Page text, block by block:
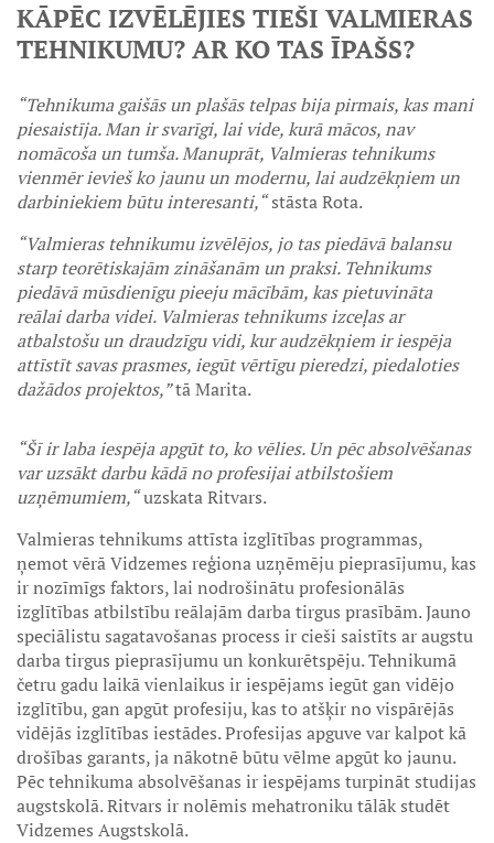
KĀPĒC IZVĒLĒJIES TIEŠI VALMIERAS
TEHNIKUMU? AR KO TAS ĪPAŠS?
“Tehnikuma gaišās un plašās telpas bija pirmais, kas mani
piesaistīja. Man ir svarīgi, lai vide, kurā mācos, nav
nomācoša un tumša. Manuprāt, Valmieras tehnikums
vienmēr ievieš ko jaunu un modernu, lai audzēkņiem un
darbiniekiem būtu interesanti,“stāsta Rota.
“Valmieras tehnikumu izvēlējos, jo tas piedāvā balansu
starp teorētiskajām zināšanām un praksi. Tehnikums
piedāvā mūsdienīgu pieeju mācībām, kas pietuvināta
reālai darba videi. Valmieras tehnikums izceļas ar
atbalstošu un draudzīgu vidi, kur audzēkņiem ir iespēja
attīstīt savas prasmes, iegūt vērtīgu pieredzi, piedaloties
dažādos projektos,”tā Marita.
“Šī ir laba iespēja apgūt to, ko vēlies. Un pēc absolvēšanas
var uzsākt darbu kādā no profesijai atbilstošiem
uzņēmumiem,“uzskata Ritvars.
Valmieras tehnikums attīsta izglītības programmas,
ņemot vērā Vidzemes reģiona uzņēmēju pieprasījumu, kas
ir nozīmīgs faktors, lai nodrošinātu profesionālās
izglītības atbilstību reālajām darba tirgus prasībām. Jauno
speciālistu sagatavošanas process ir cieši saistīts ar augstu
darba tirgus pieprasījumu un konkurētspēju. Tehnikumā
četru gadu laikā vienlaikus ir iespējams iegūt gan vidējo
izglītību, gan apgūt profesiju, kas to atšķir no vispārējās
vidējās izglītības iestādes. Profesijas apguve var kalpot kā
drošības garants, ja nākotnē būtu vēlme apgūt ko jaunu.
Pēc tehnikuma absolvēšanas ir iespējams turpināt studijas
augstskolā. Ritvars ir nolēmis mehatroniku tālāk studēt
Vidzemes Augstskolā.